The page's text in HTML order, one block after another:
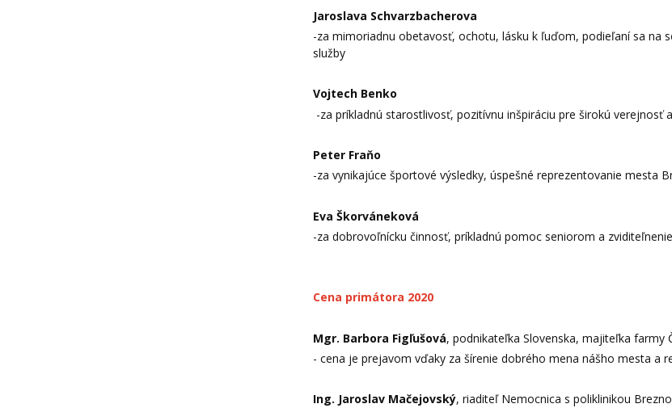
Jaroslava Schvarzbacherova
-za mimoriadnu obetavosť, ochotu, lásku k ľuďom, podieľaní sa
služby
Vojtech Benko
-za príkladnú starostlivosť, pozitívnu inšpiráciu pre širokú verejnosť
Peter Fraňo
-za vynikajúce športové výsledky, úspešné reprezentovanie mesta
Eva Škorváneková
-za dobrovoľnícku činnosť, príkladnú pomoc seniorom a
Cena primátora 2020
Mgr. Barbora Figľušová, podnikateľka Slovenska, majiteľka farmy
- cena je prejavom vďaky za šírenie dobrého mena nášho mesta a
Ing. Jaroslav Mačejovský, riaditeľ Nemocnica s poliklinikou